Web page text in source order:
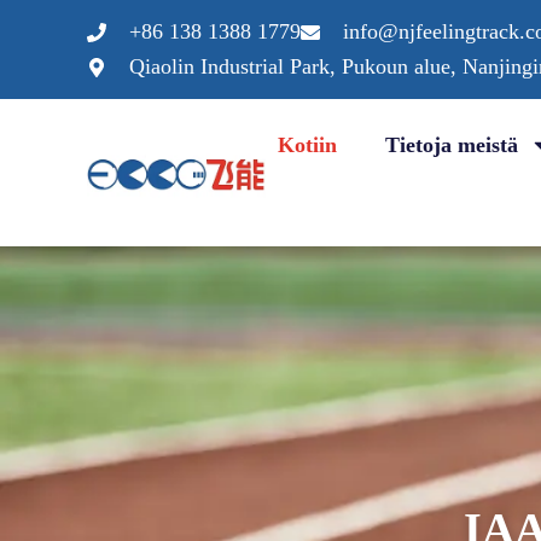
+86 138 1388 1779
Qiaolin Industrial Park, Pukoun alue,
Kotiin Tietoja meistä